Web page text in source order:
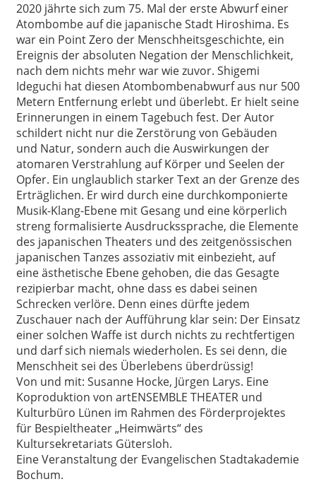
2020 jährte sich zum 75. Mal der erste Abwurf einer
Atombombe auf die japanische Stadt Hiroshima. Es
war ein Point Zero der Menschheitsgeschichte, ein
Ereignis der absoluten Negation der Menschlichkeit,
nach dem nichts mehr war wie zuvor. Shigemi
Ideguchi hat diesen Atombombenabwurf aus nur 500
Metern Entfernung erlebt und überlebt. Er hielt seine
Erinnerungen in einem Tagebuch fest. Der Autor
schildert nicht nur die Zerstörung von Gebäuden
und Natur, sondern auch die Auswirkungen der
atomaren Verstrahlung auf Körper und Seelen der
Opfer. Ein unglaublich starker Text an der Grenze des
Erträglichen. Er wird durch eine durchkomponierte
Musik-Klang-Ebene mit Gesang und eine körperlich
streng formalisierte Ausdruckssprache, die Elemente
des japanischen Theaters und des zeitgenössischen
japanischen Tanzes assoziativ mit einbezieht, auf
eine ästhetische Ebene gehoben, die das Gesagte
rezipierbar macht, ohne dass es dabei seinen
Schrecken verlöre. Denn eines dürfte jedem
Zuschauer nach der Aufführung klar sein: Der Einsatz
einer solchen Waffe ist durch nichts zu rechtfertigen
und darf sich niemals wiederholen. Es sei denn, die
Menschheit sei des Überlebens überdrüssig!
Von und mit: Susanne Hocke, Jürgen Larys. Eine
Koproduktion von artENSEMBLE THEATER und
Kulturbüro Lünen im Rahmen des Förderprojektes
für Bespieltheater „Heimwärts“ des
Kultursekretariats Gütersloh.
Eine Veranstaltung der Evangelischen Stadtakademie
Bochum.